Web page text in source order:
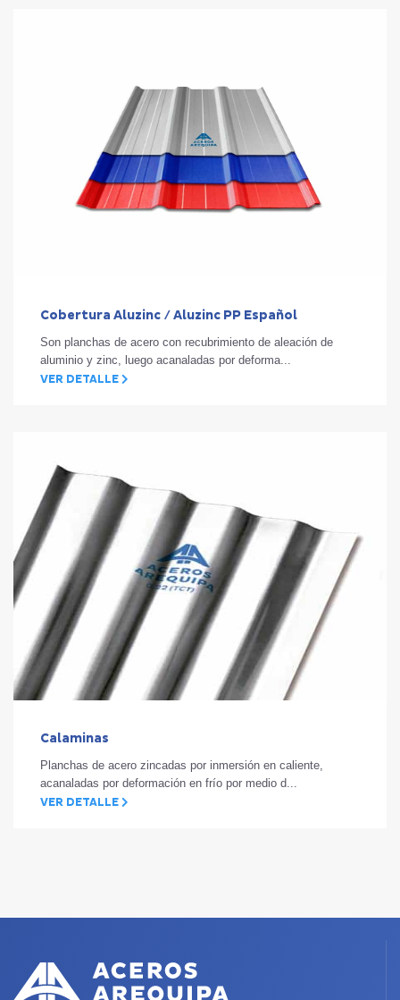
Cobertura Aluzinc / Aluzinc PP Español
Son planchas de acero con recubrimiento de aleación de
aluminio y zinc, luego acanaladas por deforma...
VER DETALLE
Calaminas
Planchas de acero zincadas por inmersión en caliente,
acanaladas por deformación en frío por medio d...
VER DETALLE